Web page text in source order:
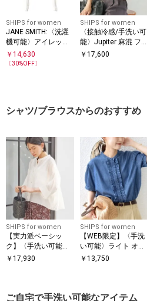
SHIPS for women
JANE SMITH:〈洗濯
機可能〉アイレット
リブ フラワー キャミ
ソール
￥ 14,630
〔30%OFF〕
SHIPS for women
〈接触冷感/手洗い可
能〉Jupiter 麻混 フリ
ル ブラウス
￥17,600
シャツ/ブラウスからのおすすめ
SHIPS for women
【実力派ベーシッ
ク】〈手洗い可能〉
シルク混 シアー 羽織
￥ 17,930
SHIPS for women
【WEB限定】〈手洗
い可能〉ライト オン
ス フリル デニム 半
￥13,750
ご自宅で手洗い可能なアイテム